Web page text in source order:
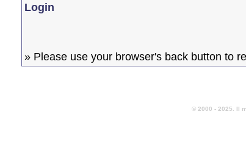
Login
» Please use your browser's back button to
© 2000 - 2025. Il